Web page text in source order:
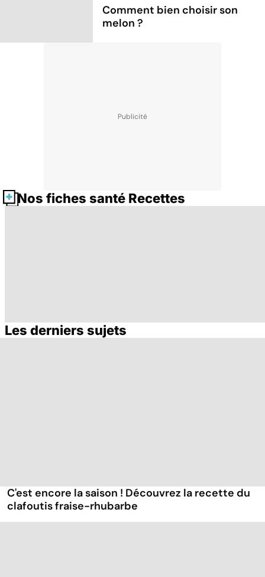
Comment bien choisir son
melon ?
Nos fiches santé Recettes
Alimentation :
Qu'est-ce que
Les derniers sujets
C'est encore la saison ! Découvrez la recette du
clafoutis fraise-rhubarbe